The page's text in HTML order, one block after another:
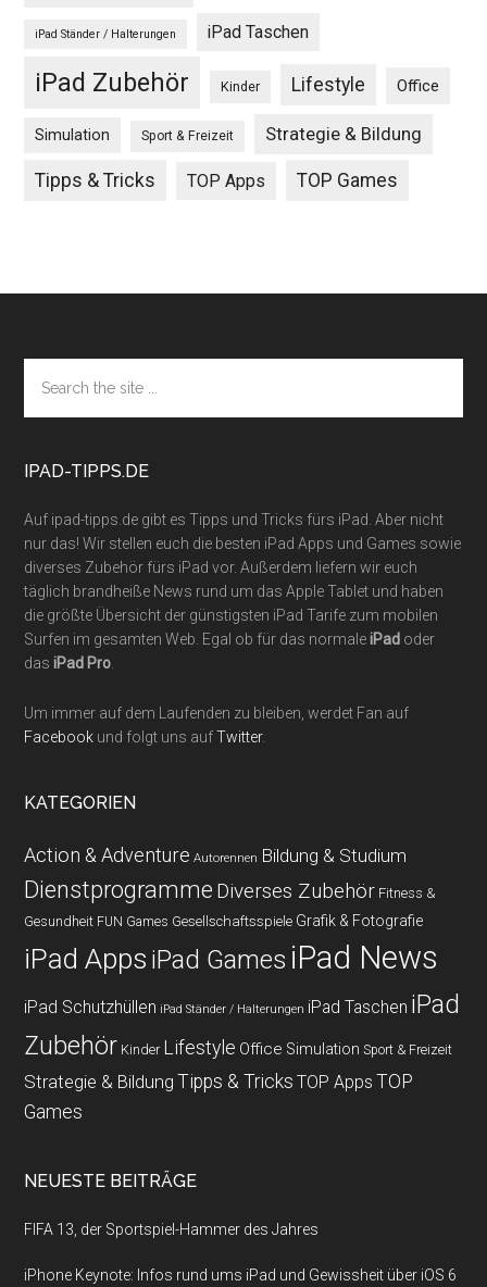
iPad Ständer / Halterungen iPad Taschen
iPad Zubehör Kinder Lifestyle Office
Simulation Sport & Freizeit Strategie & Bildung
Tipps & Tricks TOP Apps TOP Games
Footer
the
site
IPAD-TIPPS.DE
Auf ipad-tipps.de gibt es Tipps und Tricks fürs iPad. Aber nicht
nur das! Wir stellen euch die besten iPad Apps und Games sowie
diverses Zubehör fürs iPad vor. Außerdem liefern wir euch
täglich brandheiße News rund um das Apple Tablet und haben
die größte Übersicht der günstigsten iPad Tarife zum mobilen
Surfen im gesamten Web. Egal ob für das normaleiPad oder
dasiPad Pro
Um immer auf dem Laufenden zu bleiben, werdet Fan auf
Facebook und folgt uns aufTwitter.
KATEGORIEN
Action & Adventure Autorennen Bildung & Studium
Dienstprogramme Diverses Zubehör Fitness &
Gesundheit FUN Games Gesellschaftsspiele Grafik & Fotografie
iPad Apps iPad Games iPad News
iPad Schutzhüllen iPad Ständer / Halterungen iPad Taschen iPad
Zubehör Kinder Lifestyle Office Simulation Sport & Freizeit
Strategie & Bildung Tipps & Tricks TOP Apps TOP
Games
NEUESTE BEITRÄGE
FIFA 13, der Sportspiel-Hammer des Jahres
iPhone Keynote: Infos rund ums iPad und Gewissheit über iOS 6